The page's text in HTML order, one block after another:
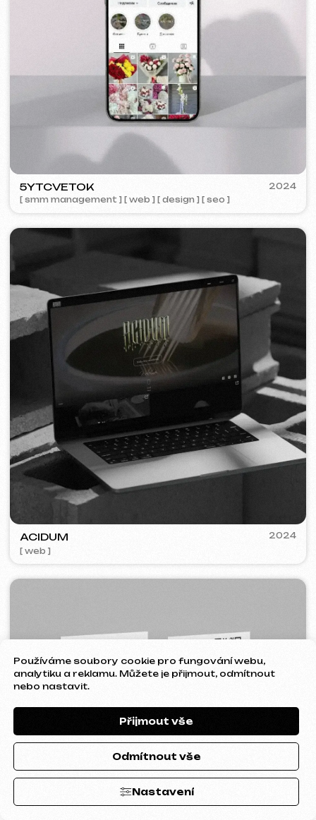
COFFEE FACTORY
[ redesign webu ]
2022
PRESENT PERFECT
FEOH COSMETIC
[ e-shop ]
2022
Používáme soubory cookie pro fungování webu,
analytiku a reklamu. Můžete je přijmout, odmítnout
nebo nastavit.
Přijmout vše
Odmítnout vše
Nastavení